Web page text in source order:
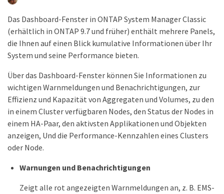
Das Dashboard-Fenster in ONTAP System Manager Classic
(erhältlich in ONTAP 9.7 und früher) enthält mehrere Panels,
die Ihnen auf einen Blick kumulative Informationen über Ihr
System und seine Performance bieten.
Über das Dashboard-Fenster können Sie Informationen zu
wichtigen Warnmeldungen und Benachrichtigungen, zur
Effizienz und Kapazität von Aggregaten und Volumes, zu den
in einem Cluster verfügbaren Nodes, den Status der Nodes in
einem HA-Paar, den aktivsten Applikationen und Objekten
anzeigen, Und die Performance-Kennzahlen eines Clusters
oder Node.
Warnungen und Benachrichtigungen
Zeigt alle rot angezeigten Warnmeldungen an, z. B. EMS-